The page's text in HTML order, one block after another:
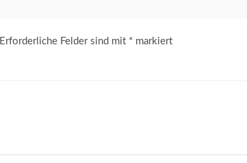
Erforderliche Felder sind mit * markiert